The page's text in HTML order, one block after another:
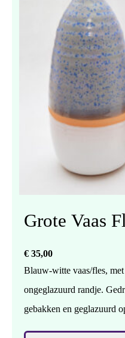
Grote Vaas
€ 35,00
Blauw-witte vaas/fles,
ongeglazuurd randje. Gedraaid op de draaischijf,
gebakken en geglazuurd